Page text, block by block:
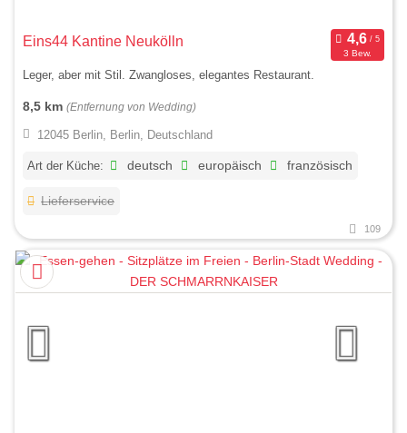
Eins44 Kantine Neukölln
3 Bew.
Leger, aber mit Stil. Zwangloses, elegantes Restaurant.
8,5 km (Entfernung von Wedding)
12045 Berlin, Berlin, Deutschland
Art der Küche: deutsch europäisch französisch
Lieferservice
109